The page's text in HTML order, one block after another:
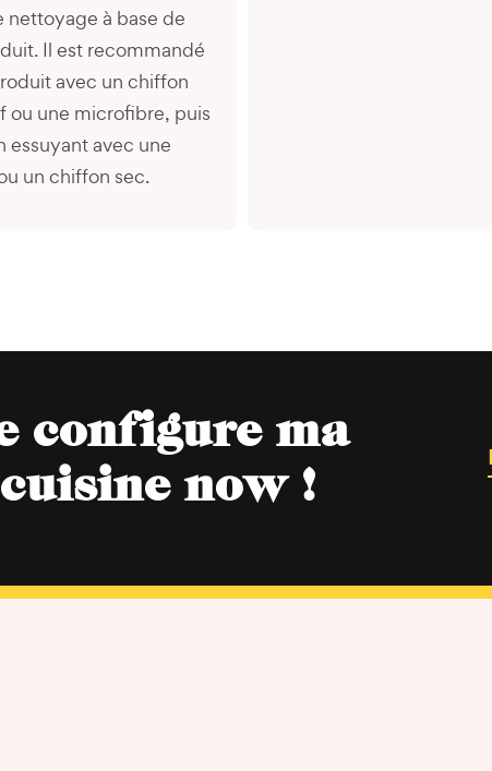
nettoyage à base de
Il est recommandé
avec un chiffon
ou une microfibre, puis
essuyant avec une
un chiffon sec.
configure ma
cuisine now !